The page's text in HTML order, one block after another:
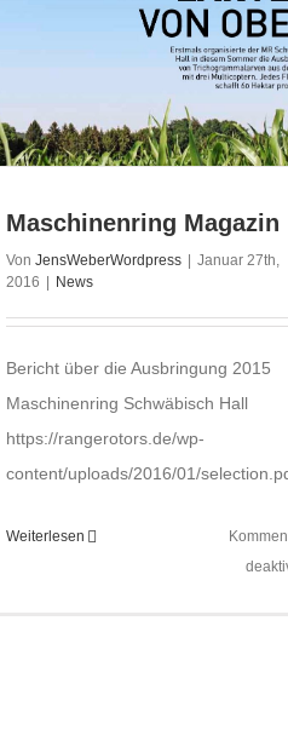
Maschinenring Magazin
Von JensWeberWordpress | Januar 27th,
2016 | News
Bericht über die Ausbringung 2015
Maschinenring Schwäbisch Hall
https://rangerotors.de/wp-
content/uploads/2016/01/
Weiterlesen